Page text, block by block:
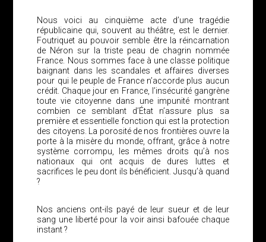
Nous voici au cinquième acte d’une tragédie
républicaine qui, souvent au théâtre, est le dernier.
Foutriquet au pouvoir semble être la réincarnation
de Néron sur la triste peau de chagrin nommée
France. Nous sommes face à une classe politique
baignant dans les scandales et affaires diverses
pour qui le peuple de France n’accorde plus aucun
crédit. Chaque jour en France, l’insécurité gangrène
toute vie citoyenne dans une impunité montrant
combien ce semblant d’État n’assure plus sa
première et essentielle fonction qui est la protection
des citoyens. La porosité de nos frontières ouvre la
porte à la misère du monde, offrant, grâce à notre
système corrompu, les mêmes droits qu’à nos
nationaux qui ont acquis de dures luttes et
sacrifices le peu dont ils bénéficient. Jusqu’à quand
?
Nos anciens ont-ils payé de leur sueur et de leur
sang une liberté pour la voir ainsi bafouée chaque
instant ?